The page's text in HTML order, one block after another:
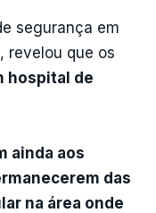
segurança em
revelou que os
hospital de
ainda aos
das
na área onde